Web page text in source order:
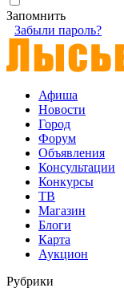
Запомнить
Забыли пароль?
Афиша
Новости
Город
Форум
Объявления
Консультации
Конкурсы
ТВ
Магазин
Блоги
Карта
Аукцион
Рубрики